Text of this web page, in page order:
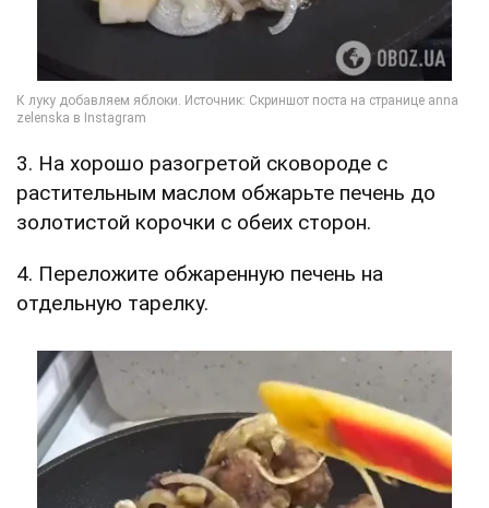
3. На хорошо разогретой сковороде с
растительным маслом обжарьте печень до
золотистой корочки с обеих сторон.
4. Переложите обжаренную печень на
отдельную тарелку.